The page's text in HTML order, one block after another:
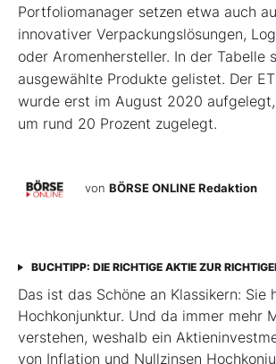
Portfoliomanager setzen etwa auch
innovativer Verpackungslösungen,
oder Aromenhersteller. In der Tabelle
ausgewählte Produkte gelistet. Der
wurde erst im August 2020
um rund 20 Prozent zugelegt.
von BÖRSE ONLINE Redaktion
BUCHTIPP: DIE RICHTIGE AKTIE ZUR
Das ist das Schöne an Klassikern: Sie
Hochkonjunktur. Und da immer mehr
verstehen, weshalb ein
von Inflation und Nullzinsen